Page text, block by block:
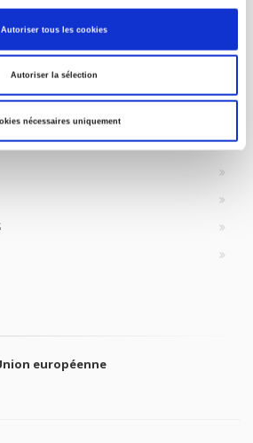
Autoriser tous les cookies
Autoriser la sélection
nécessaires uniquement
aux sciences humaines et sociales, les
participent depuis leur création en 1976
européenne